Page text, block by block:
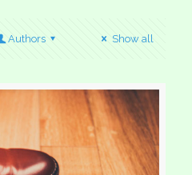
Authors Show all